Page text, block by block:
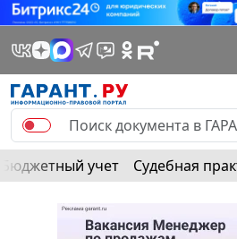
Бюджетный учет Судебная